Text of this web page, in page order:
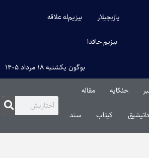
یازیچیلار بیزیم‌له علاقه
بیزیم حاقدا
بوگون یکشنبه ۱۸ مرداد ۱۴۰۵
حئکایه مقاله‌
دانیشیق کیتاب سند